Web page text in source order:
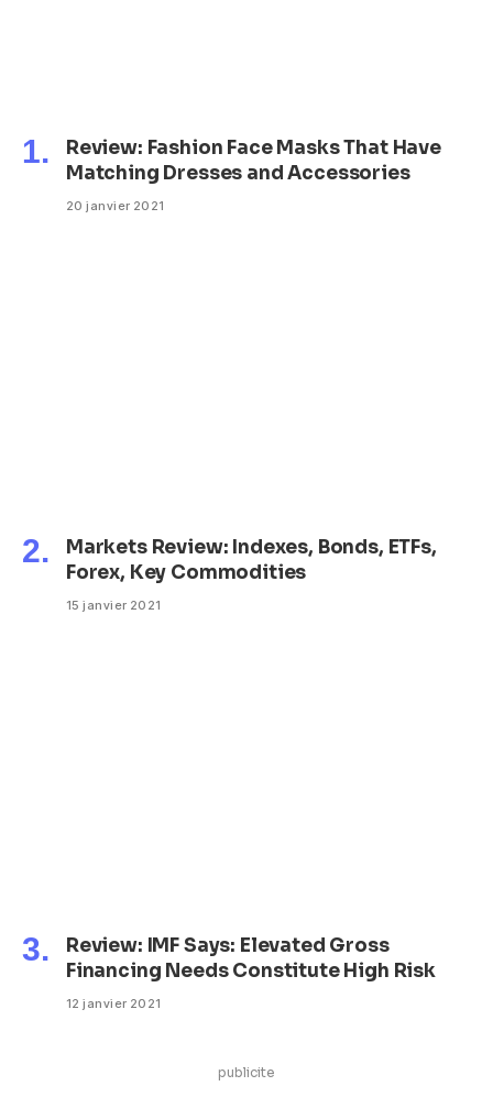
Review: Fashion Face Masks That Have
Matching Dresses and Accessories
20 janvier 2021
Markets Review: Indexes, Bonds, ETFs,
Forex, Key Commodities
15 janvier 2021
Review: IMF Says: Elevated Gross
Financing Needs Constitute High Risk
12 janvier 2021
publicite